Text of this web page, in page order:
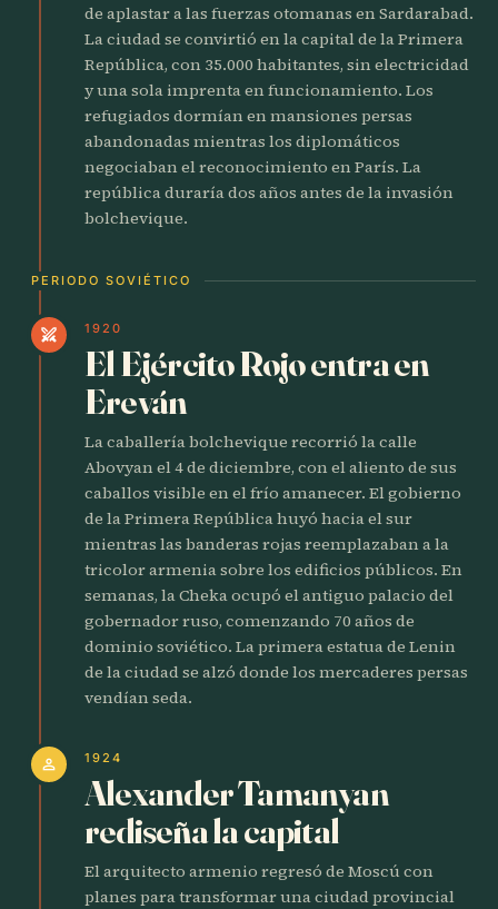
de aplastar a las fuerzas otomanas en Sardarabad.
La ciudad se convirtió en la capital de la Primera
República, con 35.000 habitantes, sin electricidad
y una sola imprenta en funcionamiento. Los
refugiados dormían en mansiones persas
abandonadas mientras los diplomáticos
negociaban el reconocimiento en París. La
república duraría dos años antes de la invasión
bolchevique.
PERIODO SOVIÉTICO
swords 1920
El Ejército Rojo entra en
Ereván
La caballería bolchevique recorrió la calle
Abovyan el 4 de diciembre, con el aliento de sus
caballos visible en el frío amanecer. El gobierno
de la Primera República huyó hacia el sur
mientras las banderas rojas reemplazaban a la
tricolor armenia sobre los edificios públicos. En
semanas, la Cheka ocupó el antiguo palacio del
gobernador ruso, comenzando 70 años de
dominio soviético. La primera estatua de Lenin
de la ciudad se alzó donde los mercaderes persas
vendían seda.
person 1924
Alexander Tamanyan
rediseña la capital
El arquitecto armenio regresó de Moscú con
planes para transformar una ciudad provincial